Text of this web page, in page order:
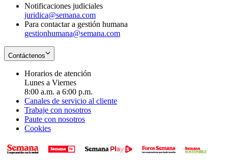
Notificaciones judiciales
juridica@semana.com
Para contactar a gestión humana
gestionhumana@semana.com
Contáctenos
Horarios de atención
Lunes a Viernes
8:00 a.m. a 6:00 p.m.
Canales de servicio al cliente
Trabaje con nosotros
Paute con nosotros
Cookies